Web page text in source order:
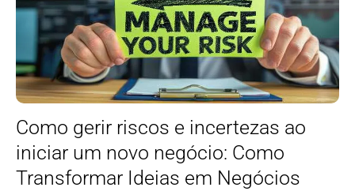
Como gerir riscos e incertezas ao
iniciar um novo negócio: Como
Transformar Ideias em Negócios